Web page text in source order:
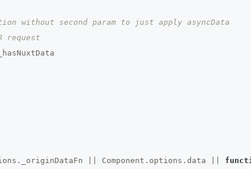
without second param to just apply asyncData
request
|| Component.options.data ||